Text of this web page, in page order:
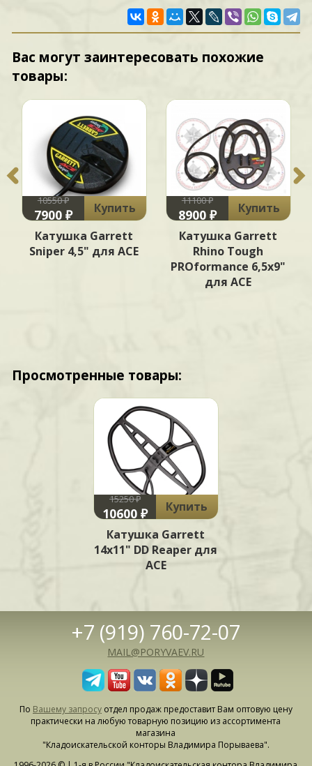
Вас могут заинтересовать похожие
товары:
10550 ₽
7900 ₽
Купить
Катушка Garrett
Sniper 4,5" для ACE
11100 ₽
8900 ₽
Купить
Катушка Garrett
Rhino Tough
PROformance 6,5x9"
для ACE
Просмотренные товары:
15250 ₽
10600 ₽
Купить
Катушка Garrett
14x11" DD Reaper для
ACE
+7 (919) 760-72-07
MAIL@PORYVAEV.RU
По Вашему запросуотдел продаж предоставит Вам оптовую цену
практически на любую товарную позицию из ассортимента
магазина
"Кладоискательской конторы Владимира Порываева".